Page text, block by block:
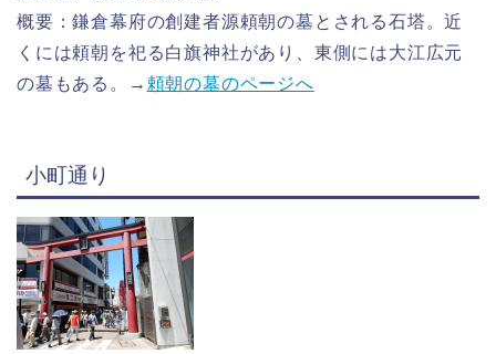
概要：鎌倉幕府の創建者源頼朝の墓とされる石塔。近
くには頼朝を祀る白旗神社があり、東側には大江広元
の墓もある。→ 頼朝の墓のページへ
小町通り